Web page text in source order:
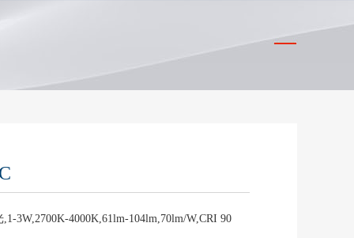
3W,2700K-4000K,61lm-104lm,70lm/W,CRI 90